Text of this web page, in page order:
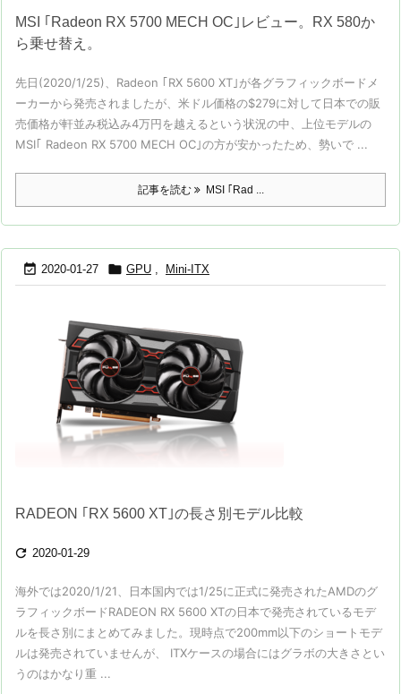
MSI ｢Radeon RX 5700 MECH OC｣レビュー。RX 580か
ら乗せ替え。
先日(2020/1/25)、Radeon ｢RX 5600 XT｣が各グラフィックボードメ
ーカーから発売されましたが、米ドル価格の$279に対して日本での販
売価格が軒並み税込み4万円を越えるという状況の中、上位モデルの
MSI｢ Radeon RX 5700 MECH OC｣の方が安かったため、勢いで ...
記事を読む MSI ｢Rad ...
 2020-01-27  GPU , Mini-ITX
RADEON ｢RX 5600 XT｣の長さ別モデル比較
 2020-01-29
海外では2020/1/21、日本国内では1/25に正式に発売されたAMDのグ
ラフィックボードRADEON RX 5600 XTの日本で発売されているモデ
ルを長さ別にまとめてみました。現時点で200mm以下のショートモデ
ルは発売されていませんが、 ITXケースの場合にはグラボの大きさとい
うのはかなり重 ...